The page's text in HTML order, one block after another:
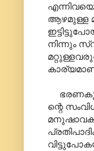
ആഴമുള്ള
നിന്നും
ന്റെ